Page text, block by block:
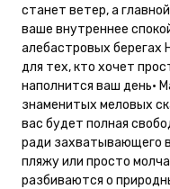
станет ветер, а
ваше внутреннее
алебастровых берегах
для тех, кто хочет
наполнится ваш день•
знаменитых меловых
вас будет полная
ради захватывающего
пляжу или просто
разбиваются о